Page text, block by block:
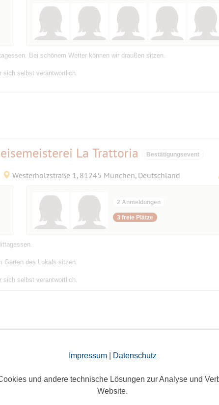
Impressum| Datenschutz
und andere technische Lösungen zur Analyse und
Website.
Bei schönem Wetter können wir draußen sitzen.
selbst verantwortlich.
La Trattoria
Bestätigungsevent
Westerholzstraße 1, 81245 München, Deutschland
2 Anmeldungen
3 freie Plätze
Garten des Lokals sitzen.
selbst verantwortlich.